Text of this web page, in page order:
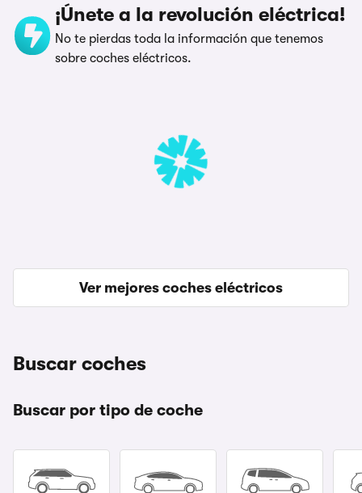
¡Únete a la revolución eléctrica!
No te pierdas toda la información que tenemos
sobre coches eléctricos.
Ver mejores coches eléctricos
Buscar coches
Buscar por tipo de coche